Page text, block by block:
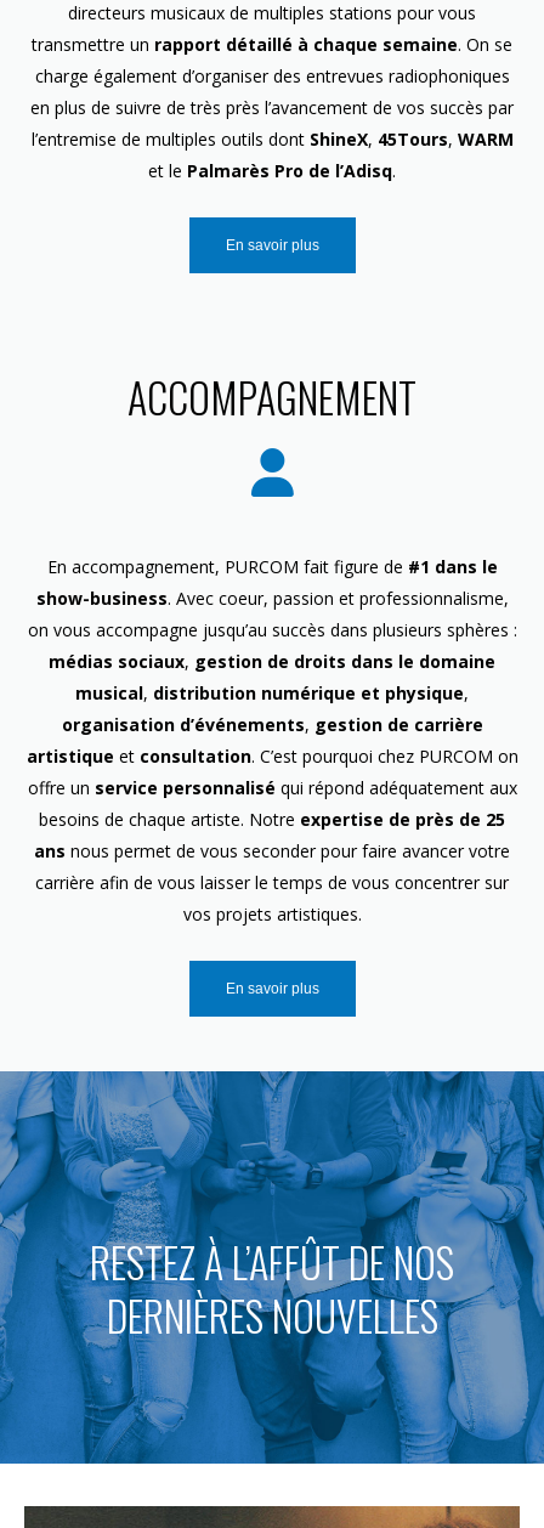
directeurs musicaux de multiples stations pour vous
transmettre un rapport détaillé à chaque semaine. On se
charge également d’organiser des entrevues radiophoniques
en plus de suivre de très près l’avancement de vos succès par
l’entremise de multiples outils dont ShineX, 45Tours, WARM
et le Palmarès Pro de l’Adisq.
En savoir plus
ACCOMPAGNEMENT
En accompagnement, PURCOM fait figure de #1 dans le
show-business. Avec coeur, passion et professionnalisme,
on vous accompagne jusqu’au succès dans plusieurs sphères :
médias sociaux, gestion de droits dans le domaine
musical, distribution numérique et physique,
organisation d’événements, gestion de carrière
artistique etconsultation. C’est pourquoi chez PURCOM on
offre un service personnalisé qui répond adéquatement aux
besoins de chaque artiste. Notre expertise de près de 25
ans nous permet de vous seconder pour faire avancer votre
carrière afin de vous laisser le temps de vous concentrer sur
vos projets artistiques.
En savoir plus
RESTEZ À L’AFFÛT DE NOS
DERNIÈRES NOUVELLES